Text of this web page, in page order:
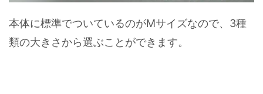
本体に標準でついているのがMサイズなので、3種
類の大きさから選ぶことができます。